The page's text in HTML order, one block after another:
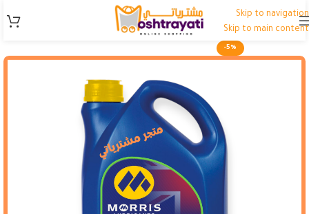
Skip to navigation
Skip to main content
-5%